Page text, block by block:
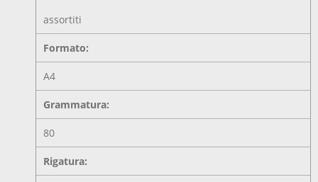
assortiti
Formato:
A4
Grammatura:
80
Rigatura: